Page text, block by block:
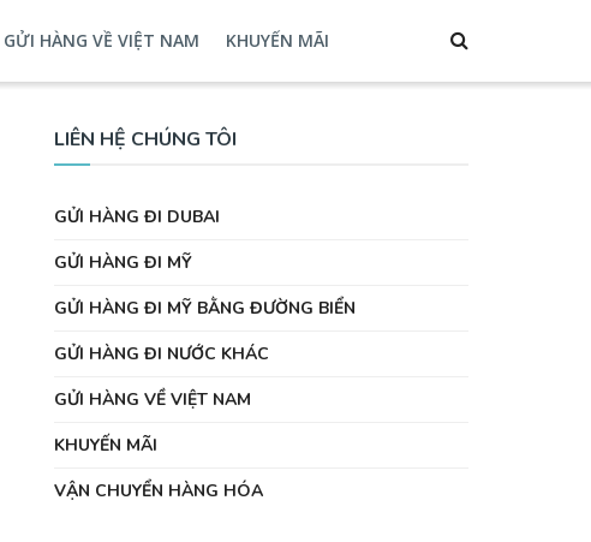
GỬI HÀNG VỀ VIỆT NAM KHUYẾN MÃI
LIÊN HỆ CHÚNG TÔI
GỬI HÀNG ĐI DUBAI
GỬI HÀNG ĐI MỸ
GỬI HÀNG ĐI MỸ BẰNG ĐƯỜNG BIỂN
GỬI HÀNG ĐI NƯỚC KHÁC
GỬI HÀNG VỀ VIỆT NAM
KHUYẾN MÃI
VẬN CHUYỂN HÀNG HÓA